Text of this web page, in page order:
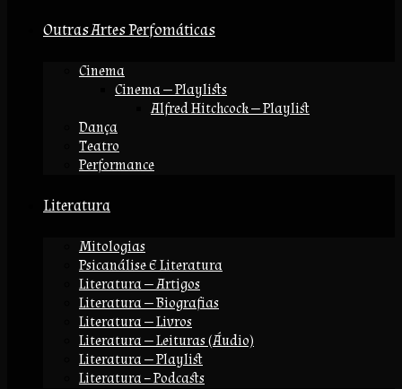
Outras Artes Perfomáticas
Cinema
Cinema — Playlists
Alfred Hitchcock — Playlist
Dança
Teatro
Performance
Literatura
Mitologias
Psicanálise E Literatura
Literatura — Artigos
Literatura — Biografias
Literatura — Livros
Literatura — Leituras (áudio)
Literatura — Playlist
Literatura – Podcasts